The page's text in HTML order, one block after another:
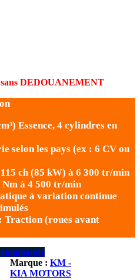
DEDOUANEMENT
Essence, 4 cylindres en
selon les pays (ex : 6 CV ou
ch (85 kW) à 6 300 tr/min
à 4 500 tr/min
à variation continue
Traction (roues avant
Marque : KM -
KIA MOTORS